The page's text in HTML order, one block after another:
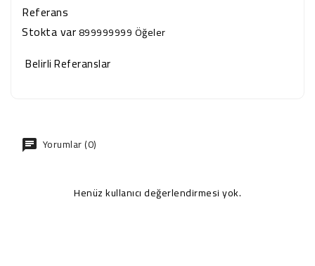
Referans
Stokta var899999999 Öğeler
Belirli Referanslar
Yorumlar (0)
Henüz kullanıcı değerlendirmesi yok.